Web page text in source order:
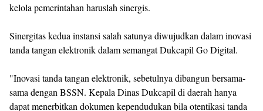
kelola pemerintahan haruslah sinergis.
Sinergitas kedua instansi salah satunya diwujudkan dalam inovasi
tanda tangan elektronik dalam semangat Dukcapil Go Digital.
"Inovasi tanda tangan elektronik, sebetulnya dibangun bersama-
sama dengan BSSN. Kepala Dinas Dukcapil di daerah hanya
dapat menerbitkan dokumen kependudukan bila otentikasi tanda